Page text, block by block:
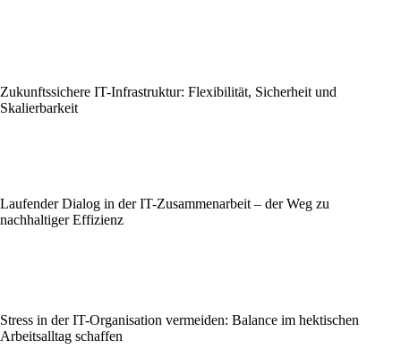
Zukunftssichere IT-Infrastruktur: Flexibilität, Sicherheit und
Skalierbarkeit
Laufender Dialog in der IT-Zusammenarbeit – der Weg zu
nachhaltiger Effizienz
Stress in der IT-Organisation vermeiden: Balance im hektischen
Arbeitsalltag schaffen